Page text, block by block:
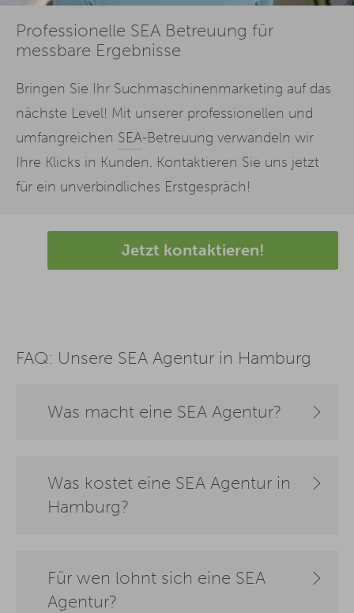
Professionelle SEA Betreuung für
messbare Ergebnisse
Bringen Sie Ihr Suchmaschinenmarketing auf das
nächste Level! Mit unserer professionellen und
umfangreichen SEA-Betreuung verwandeln wir
Ihre Klicks in Kunden. Kontaktieren Sie uns jetzt
für ein unverbindliches Erstgespräch!
Jetzt kontaktieren!
FAQ: Unsere SEA Agentur in Hamburg
Was macht eine SEA Agentur?
Was kostet eine SEA Agentur in
Hamburg?
Für wen lohnt sich eine SEA
Agentur?